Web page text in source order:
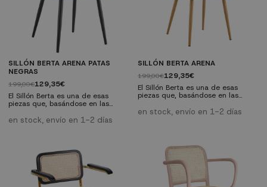
SILLÓN BERTA ARENA PATAS
NEGRAS
199,00€129,35€
El Sillón Berta es una de esas
piezas que, basándose en las
elegancia, consigue un resultado
de fuerte impacto decorativo. Es
usarlo en ambientes vintage, así
como en cualquier lugar de tu
hogar donde quieras aportar un
poco de calidez y estilo.
Características...
en stock, envío en 1-2 días
SILLÓN BERTA ARENA
199,00€129,35€
El Sillón Berta es una de esas
piezas que, basándose en las
elegancia, consigue un resultado
de fuerte impacto decorativo. Es
como en cualquier lugar de tu
hogar donde quieras aportar un
poco de calidez y estilo.
Características...
en stock, envío en 1-2 días